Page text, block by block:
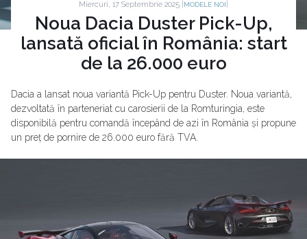
Miercuri, 17 Septembrie 2025 | MODELE NOI
Noua Dacia Duster Pick-Up,
lansată oficial în România: start
de la 26.000 euro
Dacia a lansat noua variantă Pick-Up pentru Duster. Noua variantă,
dezvoltată în parteneriat cu carosierii de la Romturingia, este
disponibilă pentru comandă începând de azi în România și propune
un preț de pornire de 26.000 euro fără TVA.